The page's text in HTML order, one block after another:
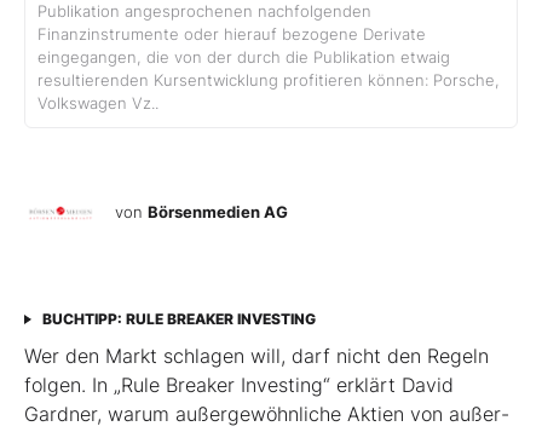
Publikation angesprochenen nachfolgenden
Finanzinstrumente oder hierauf bezogene Derivate
eingegangen, die von der durch die Publikation etwaig
resultierenden Kursentwicklung profitieren können: Porsche,
Volkswagen Vz..
von Börsenmedien AG
BUCHTIPP: RULE BREAKER INVESTING
Wer den Markt schlagen will, darf nicht den Regeln
folgen. In „Rule Breaker Investing“ erklärt David
Gardner, warum außergewöhnliche Aktien von außer­